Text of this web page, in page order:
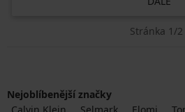
Stránka 1/2
Nejoblíbenější značky
Calvin Klein
Selmark Elomi